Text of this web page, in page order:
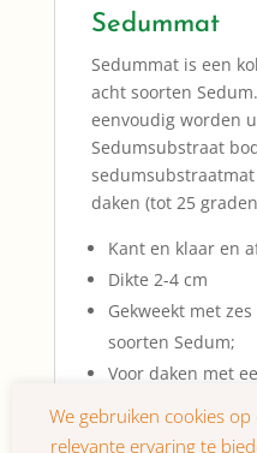
Sedummat
Sedummat is een
acht soorten
eenvoudig worden
Sedumsubstraat
daken (tot 25
Kant en klaar en
Dikte 2-4 cm
Gekweekt met
soorten Sedum;
Voor daken met
graden;
Droog gewicht